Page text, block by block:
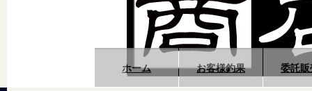
ホーム お客様釣果 委託販